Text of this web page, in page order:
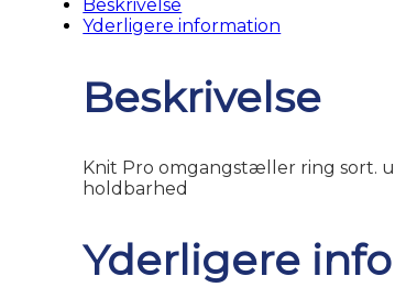
Beskrivelse
Yderligere information
Beskrivelse
Knit Pro omgangstæller ring sort.
holdbarhed
Yderligere